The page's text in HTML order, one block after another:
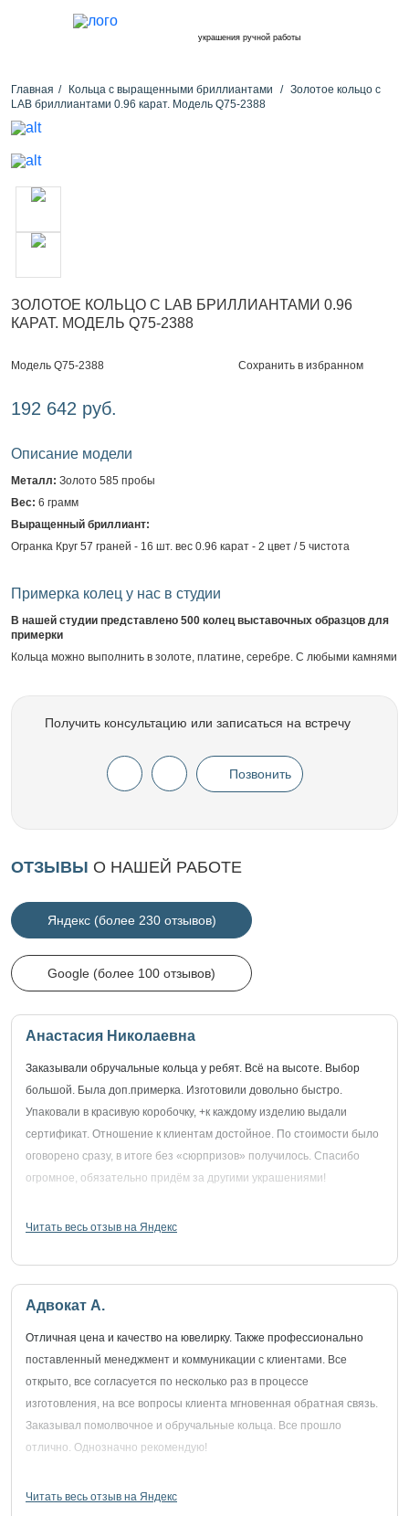
украшения ручной работы
Главная Кольца с выращенными бриллиантами
Золотое кольцо с
LAB бриллиантами 0.96 карат. Модель Q75-2388
ЗОЛОТОЕ КОЛЬЦО С LAB БРИЛЛИАНТАМИ 0.96
КАРАТ. МОДЕЛЬ Q75-2388
Модель Q75-2388 Сохранить в избранном
192 642 руб.
Описание модели
Металл: Золото 585 пробы
Вес: 6 грамм
Выращенный бриллиант:
Огранка Круг 57 граней - 16 шт. вес 0.96 карат - 2 цвет / 5 чистота
Примерка колец у нас в студии
В нашей студии представлено 500 колец выставочных образцов для
примерки
Кольца можно выполнить в золоте, платине, серебре. С любыми камнями
Получить консультацию или записаться на встречу
Позвонить
ОТЗЫВЫ О НАШЕЙ РАБОТЕ
Яндекс (более 230 отзывов)
Google (более 100 отзывов)
Анастасия Николаевна
Заказывали обручальные кольца у ребят. Всё на высоте. Выбор
большой. Была доп.примерка. Изготовили довольно быстро.
Упаковали в красивую коробочку, +к каждому изделию выдали
сертификат. Отношение к клиентам достойное. По стоимости было
оговорено сразу, в итоге без «сюрпризов» получилось. Спасибо
огромное, обязательно придём за другими украшениями!
Читать весь отзыв на Яндекс
Адвокат А.
Отличная цена и качество на ювелирку. Также профессионально
поставленный менеджмент и коммуникации с клиентами. Все
открыто, все согласуется по несколько раз в процессе
изготовления, на все вопросы клиента мгновенная обратная связь.
Заказывал помолвочное и обручальные кольца. Все прошло
отлично. Однозначно рекомендую!
Читать весь отзыв на Яндекс